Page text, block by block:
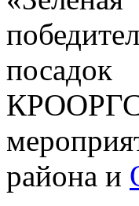
района и